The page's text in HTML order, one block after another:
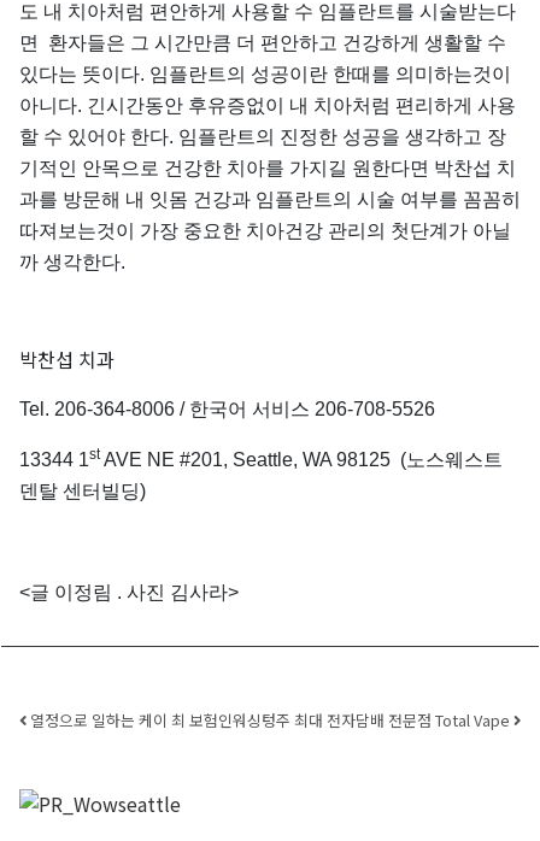
도 내 치아처럼 편안하게 사용할 수 임플란트를 시술받는다
면 환자들은 그 시간만큼 더 편안하고 건강하게 생활할 수
있다는 뜻이다. 임플란트의 성공이란 한때를 의미하는것이
아니다. 긴시간동안 후유증없이 내 치아처럼 편리하게 사용
할 수 있어야 한다. 임플란트의 진정한 성공을 생각하고 장
기적인 안목으로 건강한 치아를 가지길 원한다면 박찬섭 치
과를 방문해 내 잇몸 건강과 임플란트의 시술 여부를 꼼꼼히
따져보는것이 가장 중요한 치아건강 관리의 첫단계가 아닐
까 생각한다.
박찬섭 치과
Tel. 206-364-8006 / 한국어 서비스 206-708-5526
13344 1stAVE NE #201, Seattle, WA 98125 (노스웨스트
덴탈 센터빌딩)
<글 이정림 . 사진 김사라>
Post navigation
열정으로 일하는 케이 최 보험인워싱텅주 최대 전자담배 전문점 Total Vape